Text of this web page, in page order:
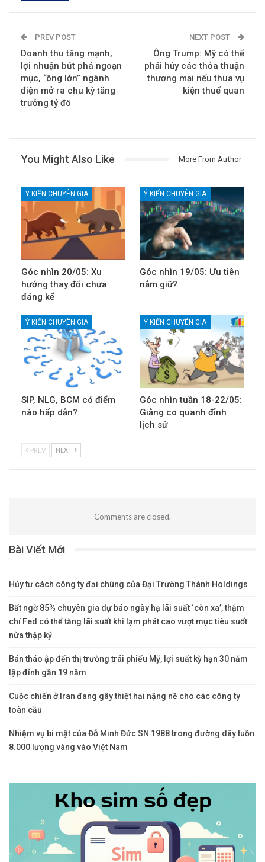
PREV POST
Doanh thu tăng mạnh,
lợi nhuận bứt phá ngoạn
mục, “ông lớn” ngành
điện mở ra chu kỳ tăng
trưởng tỷ đô
NEXT POST
Ông Trump: Mỹ có thể
phải hủy các thỏa thuận
thương mại nếu thua vụ
kiện thuế quan
You Might Also Like More From Author
Ý KIẾN CHUYÊN GIA
Góc nhìn 20/05: Xu
hướng thay đổi chưa
đáng kể
Ý KIẾN CHUYÊN GIA
Góc nhìn 19/05: Ưu tiên
nắm giữ?
Ý KIẾN CHUYÊN GIA
SIP, NLG, BCM có điểm
nào hấp dẫn?
Ý KIẾN CHUYÊN GIA
Góc nhìn tuần 18-22/05:
Giằng co quanh đỉnh
lịch sử
PREV NEXT
Comments are closed.
Bài Viết Mới
Hủy tư cách công ty đại chúng của Đại Trường Thành Holdings
Bất ngờ 85% chuyên gia dự báo ngày hạ lãi suất ‘còn xa’, thậm
chí Fed có thể tăng lãi suất khi lạm phát cao vượt mục tiêu suốt
nửa thập kỷ
Bán tháo ập đến thị trường trái phiếu Mỹ, lợi suất kỳ hạn 30 năm
lập đỉnh gần 19 năm
Cuộc chiến ở Iran đang gây thiệt hại nặng nề cho các công ty
toàn cầu
Nhiệm vụ bí mật của Đỗ Minh Đức SN 1988 trong đường dây tuồn
8.000 lượng vàng vào Việt Nam